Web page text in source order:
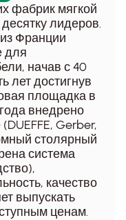
фабрик мягкой
лидеров.
Франции
для
начав с 40
лет достигнув
площадка в
внедрено
Gerber,
столярный
система
качество
выпускать
ценам.